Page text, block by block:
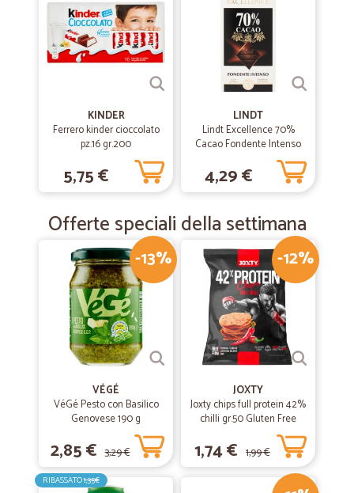
KINDER
Ferrero kinder cioccolato
pz.16 gr.200
5,75 €
LINDT
Lindt Excellence 70%
Cacao Fondente Intenso
4,29 €
Offerte speciali della settimana
-13%
VÉGÉ
VéGé Pesto con Basilico
Genovese 190 g
2,85 € 3,29 €
-12%
JOXTY
Joxty chips full protein 42%
chilli gr.50 Gluten Free
1,74 € 1,99 €
RIBASSATO1,35€